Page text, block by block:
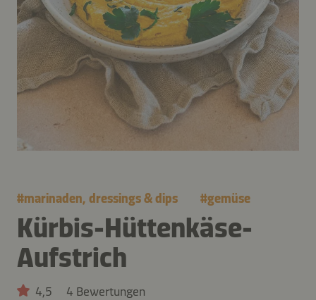
#marinaden, dressings & dips #gemüse
Kürbis-Hüttenkäse-
Aufstrich
4,5 4 Bewertungen